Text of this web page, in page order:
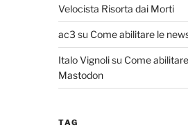
Velocista Risorta dai Morti
ac3 su Come abilitare le
Italo Vignolisu Come
Mastodon
TAG